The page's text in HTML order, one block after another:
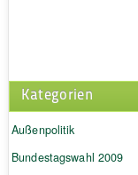
Kategorien
Außenpolitik
Bundestagswahl 2009